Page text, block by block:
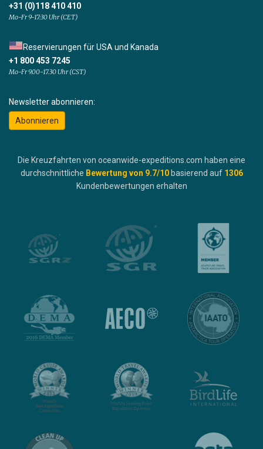
+31 (0)118 410 410
Mo-Fr 9-17:30 Uhr (CET)
Reservierungen für USA und Kanada
+1 800 453 7245
Mo-Fr 9.00-17.30 Uhr (CST)
Newsletter abonnieren:
Abonnieren
Die Kreuzfahrten von oceanwide-expeditions.com haben eine
durchschnittliche Bewertung von 9.7/10 basierend auf 1306
Kundenbewertungen erhalten